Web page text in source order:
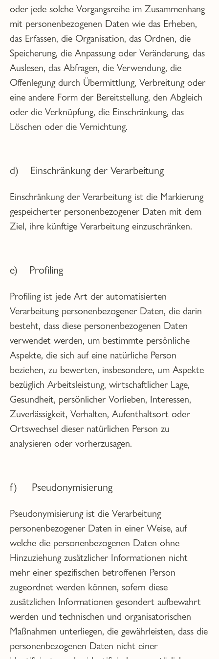
oder jede solche Vorgangsreihe im Zusammenhang
mit personenbezogenen Daten wie das Erheben,
das Erfassen, die Organisation, das Ordnen, die
Speicherung, die Anpassung oder Veränderung, das
Auslesen, das Abfragen, die Verwendung, die
Offenlegung durch Übermittlung, Verbreitung oder
eine andere Form der Bereitstellung, den Abgleich
oder die Verknüpfung, die Einschränkung, das
Löschen oder die Vernichtung.
d) Einschränkung der Verarbeitung
Einschränkung der Verarbeitung ist die Markierung
gespeicherter personenbezogener Daten mit dem
Ziel, ihre künftige Verarbeitung einzuschränken.
e) Profiling
Profiling ist jede Art der automatisierten
Verarbeitung personenbezogener Daten, die darin
besteht, dass diese personenbezogenen Daten
verwendet werden, um bestimmte persönliche
Aspekte, die sich auf eine natürliche Person
beziehen, zu bewerten, insbesondere, um Aspekte
bezüglich Arbeitsleistung, wirtschaftlicher Lage,
Gesundheit, persönlicher Vorlieben, Interessen,
Zuverlässigkeit, Verhalten, Aufenthaltsort oder
Ortswechsel dieser natürlichen Person zu
analysieren oder vorherzusagen.
f) Pseudonymisierung
Pseudonymisierung ist die Verarbeitung
personenbezogener Daten in einer Weise, auf
welche die personenbezogenen Daten ohne
Hinzuziehung zusätzlicher Informationen nicht
mehr einer spezifischen betroffenen Person
zugeordnet werden können, sofern diese
zusätzlichen Informationen gesondert aufbewahrt
werden und technischen und organisatorischen
Maßnahmen unterliegen, die gewährleisten, dass die
personenbezogenen Daten nicht einer